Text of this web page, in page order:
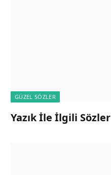
GÜZEL SÖZLER
Yazık İle İlgili Sözler